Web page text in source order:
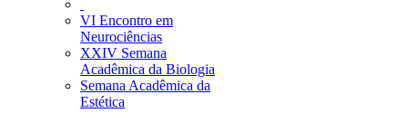
VI Encontro em
Neurociências
XXIV Semana
Acadêmica da Biologia
Semana Acadêmica da
Estética